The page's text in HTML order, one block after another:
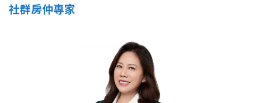
不拘
5房以上
社群房仲專家